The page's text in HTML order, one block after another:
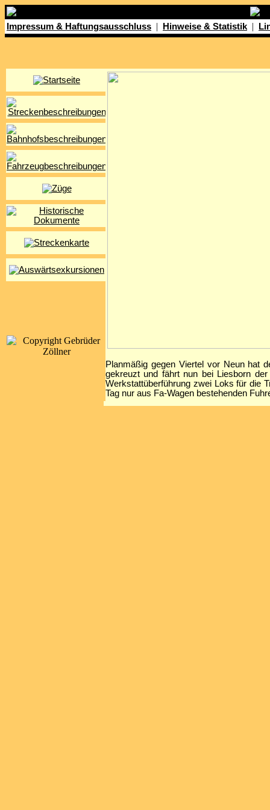
Impressum & Haftungsausschluss | Hinweise & Statistik |
Planmäßig gegen Viertel vor Neun hat
gekreuzt und fährt nun bei Liesborn
Werkstattüberführung zwei Loks für die
Tag nur aus Fa-Wagen bestehenden